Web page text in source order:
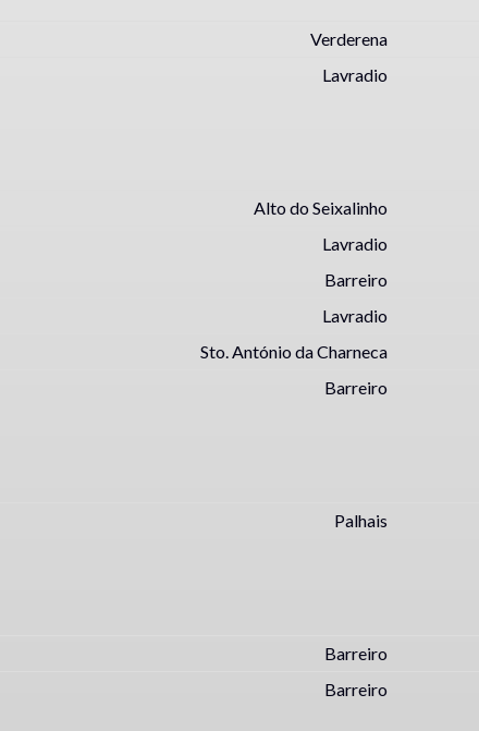
Verderena
Lavradio
Alto do Seixalinho
Lavradio
Barreiro
Lavradio
Sto. António da Charneca
Barreiro
Palhais
Barreiro
Barreiro